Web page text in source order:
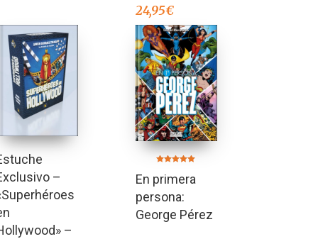
24,95€
–
–
5.00
de 5
En primera
persona:
George Pérez